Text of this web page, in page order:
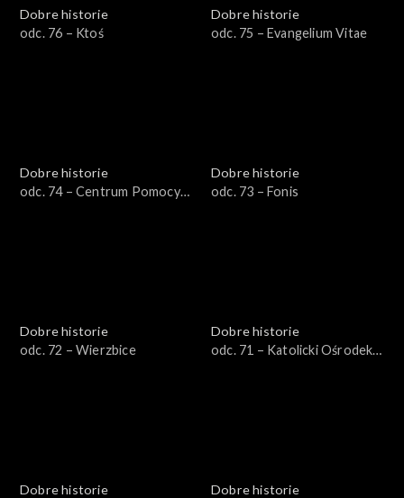
Dobre historie
odc. 76 – Ktoś
Dobre historie
odc. 75 – Evangelium Vitae
Dobre historie
odc. 74 – Centrum Pomocy
Dobre historie
odc. 73 – Fonis
Dobre historie
odc. 72 – Wierzbice
Dobre historie
odc. 71 – Katolicki Ośrodek
Dobre historie
Dobre historie